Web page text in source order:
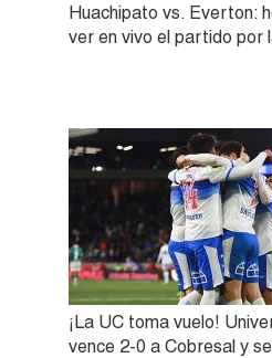
Huachipato vs. Everton:
ver en vivo el partido por
¡La UC toma vuelo!
vence 2-0 a Cobresal y